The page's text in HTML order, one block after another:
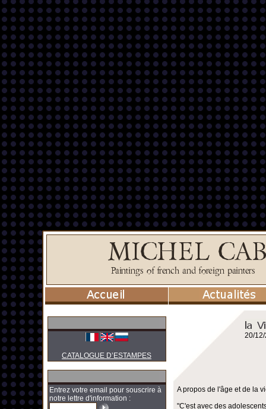
CATALOGUE D’ESTAMPES
Entrez votre email pour souscrire à
notre lettre d'information :
20/
A propos de l'âge et de la
"C'est avec des